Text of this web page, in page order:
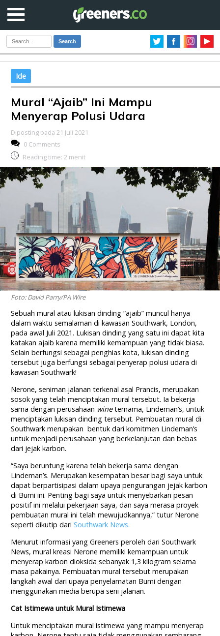
Search
Ide
Mural “Ajaib” Ini Mampu
Menyerap Polusi Udara
Diposting pada 21 Juli 2021
0 Comments
Reading time: 2 menit
Foto: David Parry/PA Wire
Sebuah mural atau lukisan dinding “ajaib” muncul hanya
dalam waktu semalaman di kawasan Southwark, London,
pada awal Juli 2021. Lukisan dinding yang satu ini dapat kita
katakan ajaib karena memiliki kemampuan yang tidak biasa.
Selain berfungsi sebagai penghias kota, lukisan dinding
tersebut juga berfungsi sebagai penyerap polusi udara di
kawasan Southwark!
Nerone, seniman jalanan terkenal asal Prancis, merupakan
sosok yang telah menciptakan mural tersebut. Ia bekerja
sama dengan perusahaan wineternama, Lindeman’s, untuk
menciptakan lukisan dinding tersebut. Pembuatan mural di
Southwark merupakan bentuk dari komitmen Lindeman’s
untuk menjadi perusahaan yang berkelanjutan dan bebas
dari jejak karbon.
“Saya beruntung karena telah bekerja sama dengan
Lindeman’s. Merupakan kesempatan besar bagi saya untuk
dapat berpartisipasi dalam upaya pengurangan jejak karbon
di Bumi ini. Penting bagi saya untuk menyebarkan pesan
positif ini melalui pekerjaan saya, dan saya merasa proyek
pembuatan mural ini telah mewujudkannya,” tutur Nerone
seperti dikutip dariSouthwark News.
Menurut informasi yang Greeners peroleh dari Southwark
News, mural kreasi Nerone memiliki kemampuan untuk
menyerap karbon dioksida sebanyak 1,3 kilogram selama
masa pakainya. Pembuatan mural tersebut merupakan
langkah awal dari upaya penyelamatan Bumi dengan
menggunakan media berupa seni jalanan.
Cat Istimewa untuk Mural Istimewa
Untuk menciptakan mural istimewa yang mampu menyerap